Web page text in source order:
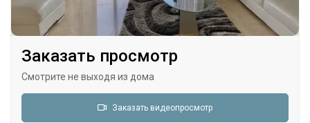
Заказать просмотр
Смотрите не выходя из дома
Заказать видеопросмотр